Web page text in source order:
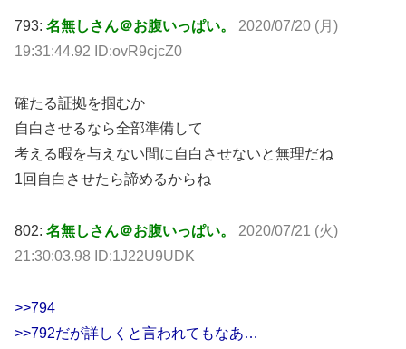
793: 名無しさん＠お腹いっぱい。 2020/07/20 (月)
19:31:44.92 ID:ovR9cjcZ0
確たる証拠を掴むか
自白させるなら全部準備して
考える暇を与えない間に自白させないと無理だね
1回自白させたら諦めるからね
802: 名無しさん＠お腹いっぱい。 2020/07/21 (火)
21:30:03.98 ID:1J22U9UDK
>>794
>>792だが詳しくと言われてもなあ…